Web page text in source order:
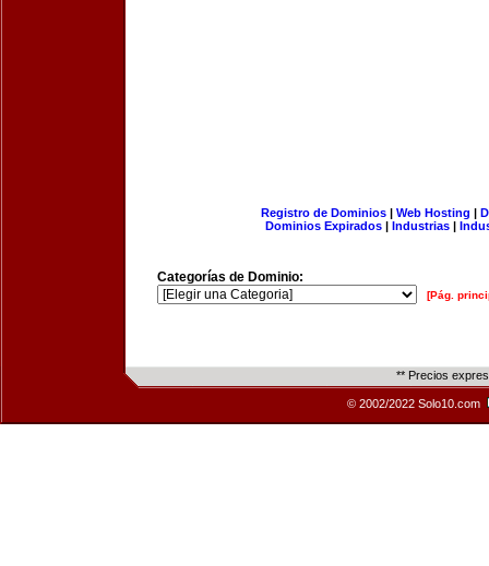
Registro de Dominios| Web Hosting |
Dominios Expirados | Industrias |
Categorías de Dominio:
[Pág.
** Precios
© 2002/2022 Solo10.com